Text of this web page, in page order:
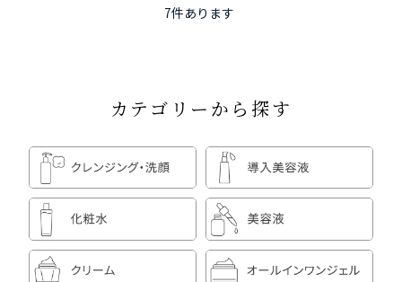
7件あります
カテゴリーから探す